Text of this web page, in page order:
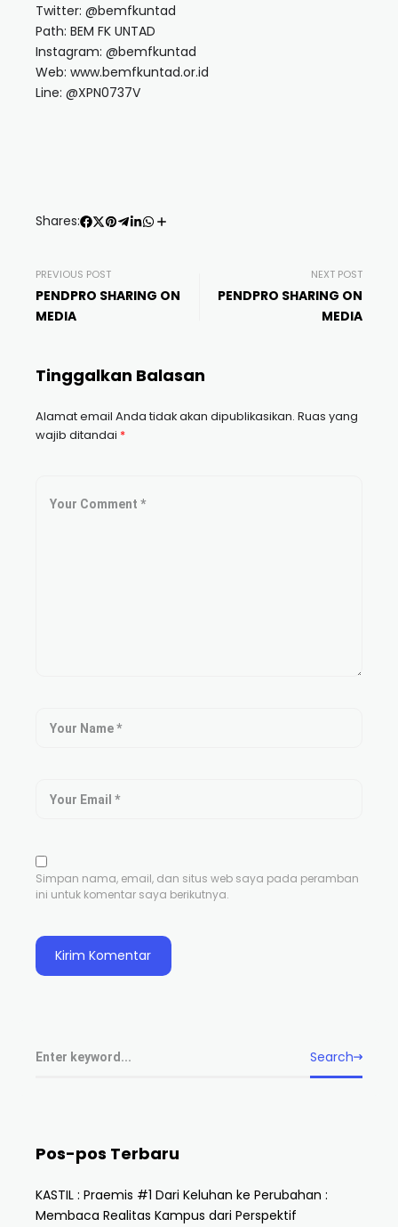
Twitter: @bemfkuntad
Path: BEM FK UNTAD
Instagram: @bemfkuntad
Web: www.bemfkuntad.or.id
Line: @XPN0737V
Shares:
PREVIOUS POST
PENDPRO SHARING ON
MEDIA
NEXT POST
PENDPRO SHARING ON
MEDIA
Tinggalkan Balasan
Alamat email Anda tidak akan dipublikasikan. Ruas yang
wajib ditandai *
Simpan nama, email, dan situs web saya pada peramban
ini untuk komentar saya berikutnya.
Search
Pos-pos Terbaru
KASTIL : Praemis #1 Dari Keluhan ke Perubahan :
Membaca Realitas Kampus dari Perspektif